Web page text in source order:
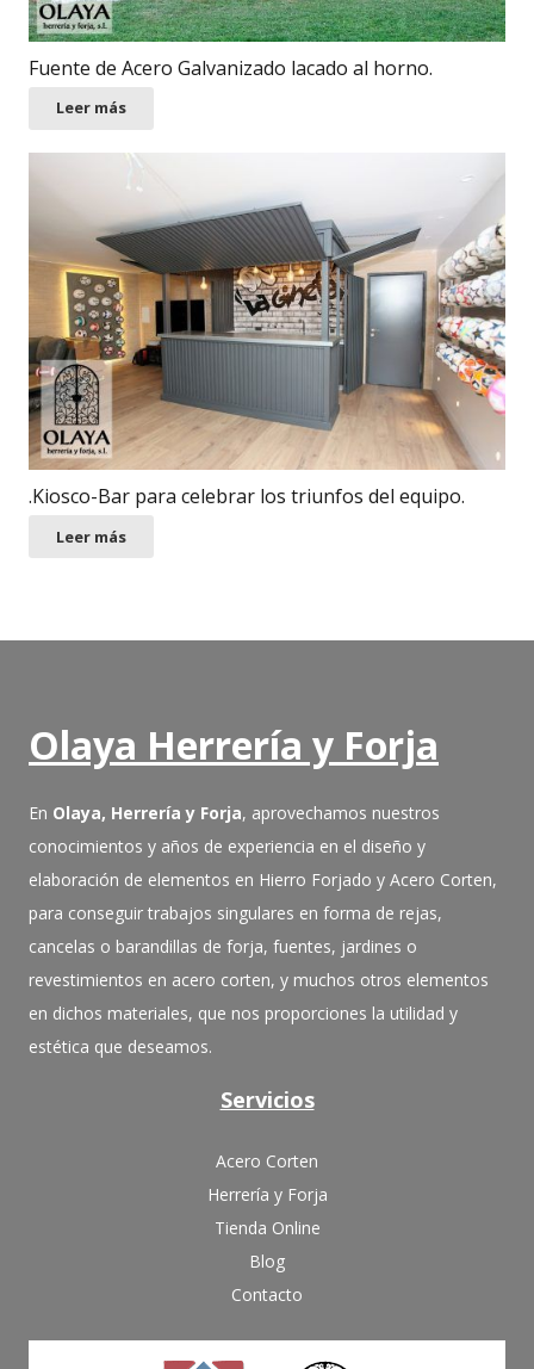
Fuente de Acero Galvanizado lacado al horno.
Leer más
.Kiosco-Bar para celebrar los triunfos del equipo.
Leer más
Olaya Herrería y Forja
En Olaya, Herrería y Forja, aprovechamos nuestros
conocimientos y años de experiencia en el diseño y
elaboración de elementos en Hierro Forjado y Acero Corten,
para conseguir trabajos singulares en forma de rejas,
cancelas o barandillas de forja, fuentes, jardines o
revestimientos en acero corten, y muchos otros elementos
en dichos materiales, que nos proporciones la utilidad y
estética que deseamos.
Servicios
Acero Corten
Herrería y Forja
Tienda Online
Blog
Contacto